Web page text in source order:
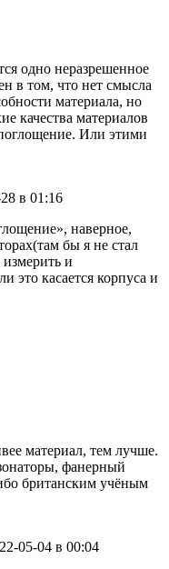
одно неразрешенное
в том, что нет смысла
материала, но
качества материалов
Или этими
в 01:16
наверное,
бы я не стал
измерить и
это касается корпуса и
материал, тем лучше.
фанерный
британским учёным
05-04 в 00:04